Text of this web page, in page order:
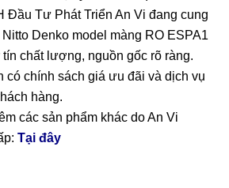
Đầu Tư Phát Triển An Vi đang cung
Denko model màng RO ESPA1
chất lượng, nguồn gốc rõ ràng.
có chính sách giá ưu đãi và dịch vụ
hàng.
các sản phẩm khác do An Vi
Tại đây